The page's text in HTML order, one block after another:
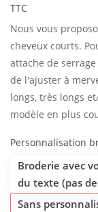
TTC
Nous vous
cheveux courts.
attache de
de l'ajuster à
longs, très longs
modèle en plus
Personnalisation
Broderie avec
du texte (pas
Sans